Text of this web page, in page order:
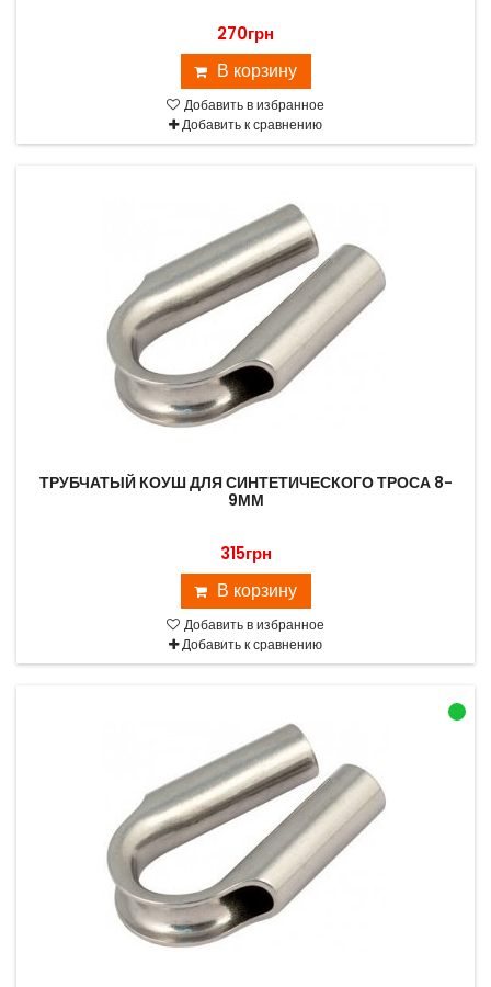
270грн
В корзину
Добавить в избранное
Добавить к сравнению
ТРУБЧАТЫЙ КОУШ ДЛЯ СИНТЕТИЧЕСКОГО ТРОСА 8-
9ММ
315грн
В корзину
Добавить в избранное
Добавить к сравнению